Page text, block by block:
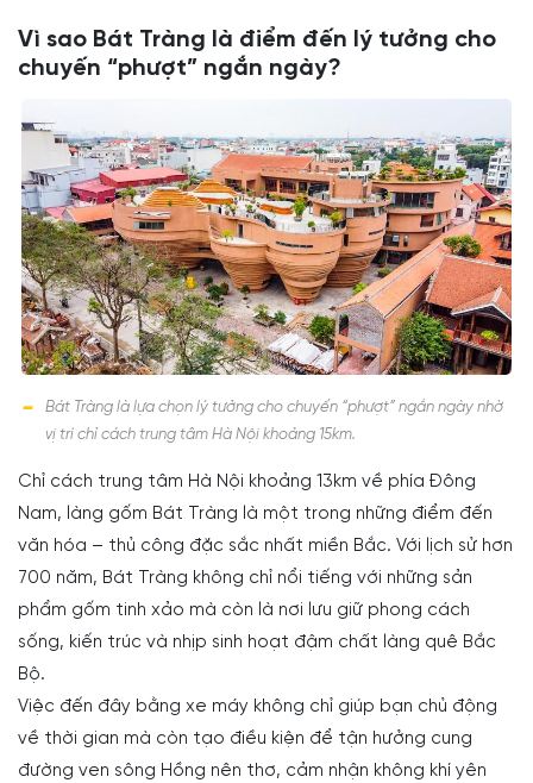
Vì sao Bát Tràng là điểm đến lý tưởng cho
chuyến “phượt” ngắn ngày?
Bát Tràng là lựa chọn lý tưởng cho chuyến “phượt” ngắn ngày nhờ
vị trí chỉ cách trung tâm Hà Nội khoảng 15km.
Chỉ cách trung tâm Hà Nội khoảng 13km về phía Đông
Nam, làng gốm Bát Tràng là một trong những điểm đến
văn hóa – thủ công đặc sắc nhất miền Bắc. Với lịch sử hơn
700 năm, Bát Tràng không chỉ nổi tiếng với những sản
phẩm gốm tinh xảo mà còn là nơi lưu giữ phong cách
sống, kiến trúc và nhịp sinh hoạt đậm chất làng quê Bắc
Bộ.
Việc đến đây bằng xe máy không chỉ giúp bạn chủ động
về thời gian mà còn tạo điều kiện để tận hưởng cung
đường ven sông Hồng nên thơ, cảm nhận không khí yên